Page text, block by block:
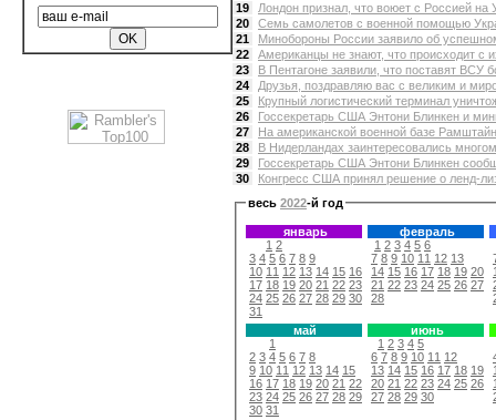
19
Лондон признал, что воюет с Россией на
20
Семь самолетов с военной помощью
21
Минобороны России заявило об
22
Американцы не знают, что происходит с
23
В Пентагоне заявили, что поставят ВСУ
24
Друзья, поздравляю вас с великим и
25
Крупный логистический терминал
26
Госсекретарь США Энтони Блинкен и
27
На американской военной базе
28
В Нидерландах заинтересовались
29
Госсекретарь США Энтони Блинкен
30
Конгресс США принял решение о ленд-
весь 2022-й год
январь
1 2
3 4 5 6 7 8 9
10 11 12 13 14 15 16
17 18 19 20 21 22 23
24 25 26 27 28 29 30
31
февраль
1 2 3 4 5 6
7 8 9 10 11 12 13
14 15 16 17 18 19 20
21 22 23 24 25 26 27
28
май
1
2 3 4 5 6 7 8
9 10 11 12 13 14 15
16 17 18 19 20 21 22
23 24 25 26 27 28 29
30 31
июнь
1 2 3 4 5
6 7 8 9 10 11 12
13 14 15 16 17 18 19
20 21 22 23 24 25 26
27 28 29 30